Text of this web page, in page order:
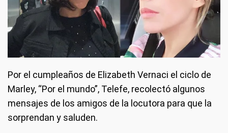
Por el cumpleaños de Elizabeth Vernaci el ciclo de
Marley, “Por el mundo”, Telefe, recolectó algunos
mensajes de los amigos de la locutora para que la
sorprendan y saluden.